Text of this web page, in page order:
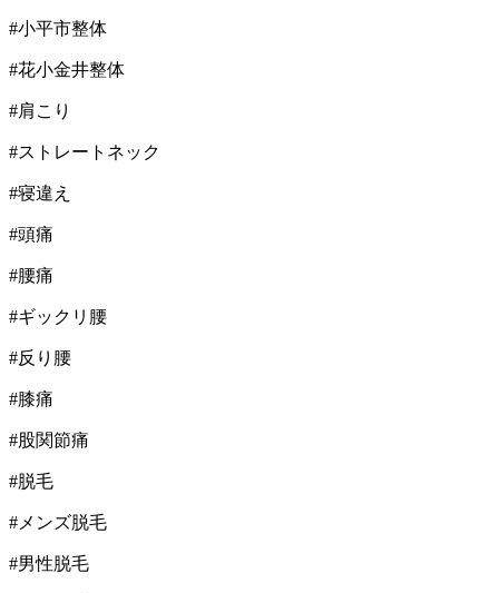
#小平市整体
#花小金井整体
#肩こり
#ストレートネック
#寝違え
#頭痛
#腰痛
#ギックリ腰
#反り腰
#膝痛
#股関節痛
#脱毛
#メンズ脱毛
#男性脱毛